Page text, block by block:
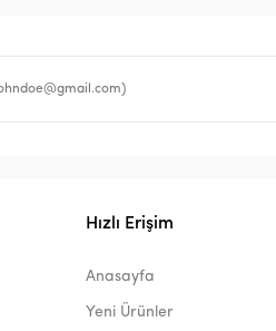
Hızlı Erişim
Anasayfa
Yeni Ürünler